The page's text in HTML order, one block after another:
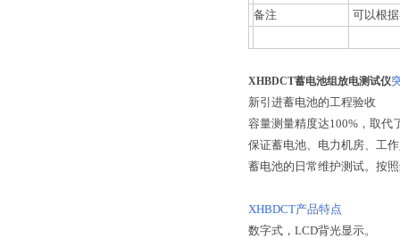
备注
可以根
XHBDCT蓄电池组放电测试仪
新引进蓄电池的工程验收
容量测量精度达100% ，取代
保证蓄电池、电力机房、工
蓄电池的日常维护测试。按
XHBDCT产品特点
数字式， LCD背光显示。